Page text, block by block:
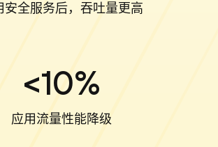
安全服务后，吞吐量更高
<10%
应用流量性能降级